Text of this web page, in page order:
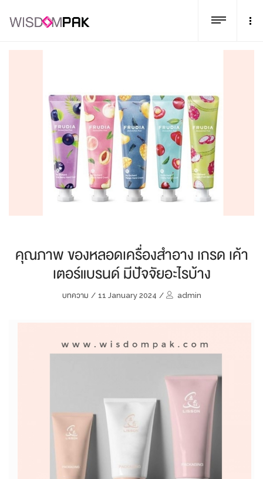
คุณภาพ ของหลอดเครื่องสำอาง เกรด เค้า
เตอร์แบรนด์ มีปัจจัยอะไรบ้าง
บทความ / 11 January 2024 / admin